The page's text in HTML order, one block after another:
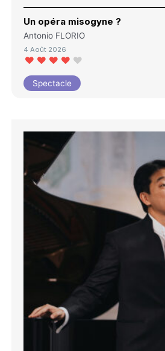
Un opéra misogyne ?
Antonio FLORIO
4 Août 2026
Spectacle